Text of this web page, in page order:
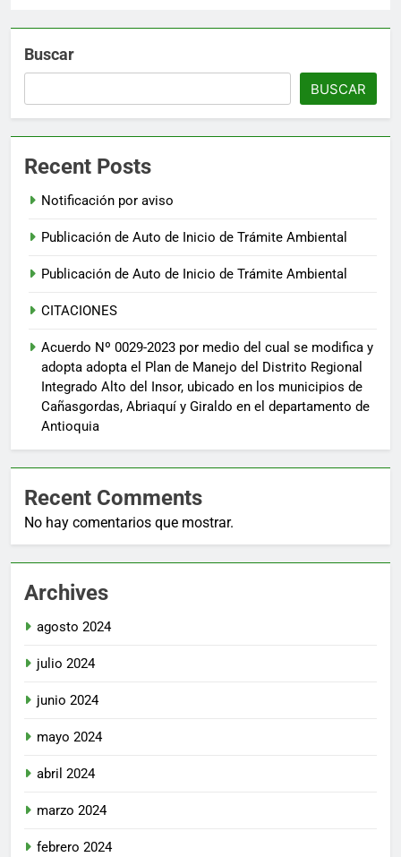
Buscar
BUSCAR
Recent Posts
Notificación por aviso
Publicación de Auto de Inicio de Trámite Ambiental
Publicación de Auto de Inicio de Trámite Ambiental
CITACIONES
Acuerdo Nº 0029-2023 por medio del cual se modifica y
adopta adopta el Plan de Manejo del Distrito Regional
Integrado Alto del Insor, ubicado en los municipios de
Cañasgordas, Abriaquí y Giraldo en el departamento de
Antioquia
Recent Comments
No hay comentarios que mostrar.
Archives
agosto 2024
julio 2024
junio 2024
mayo 2024
abril 2024
marzo 2024
febrero 2024